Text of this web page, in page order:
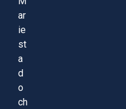
ar
ie
st
a
d
o
ch